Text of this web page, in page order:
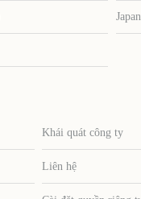
Khái quát công ty
Liên hệ